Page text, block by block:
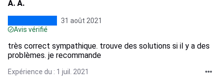
A. A.
31 août 2021
Avis vérifié
très correct sympathique. trouve des solutions si il y a des
problèmes. je recommande
Expérience du : 1 juil. 2021